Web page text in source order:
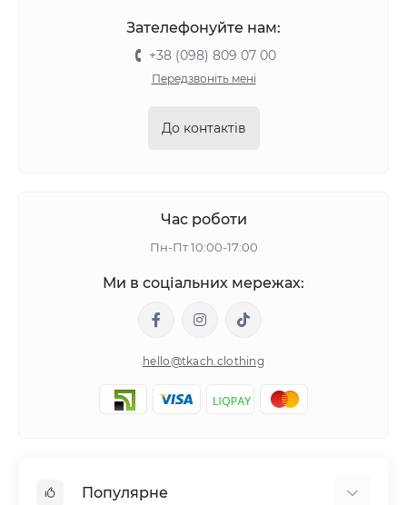
Зателефонуйте нам:
+38 (098) 809 07 00
Передзвоніть мені
До контактів
Час роботи
Пн-Пт 10:00-17:00
Ми в соціальних мережах:
hello@tkach.clothing
Популярне